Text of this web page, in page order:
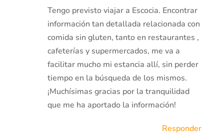
Tengo previsto viajar a Escocia. Encontrar
información tan detallada relacionada con
comida sin gluten, tanto en restaurantes ,
cafeterías y supermercados, me va a
facilitar mucho mi estancia allí, sin perder
tiempo en la búsqueda de los mismos.
¡Muchísimas gracias por la tranquilidad
que me ha aportado la información!
Responder